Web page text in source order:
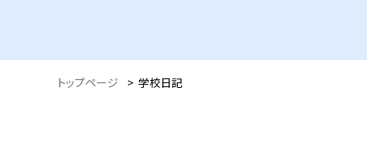
トップページ > 学校日記